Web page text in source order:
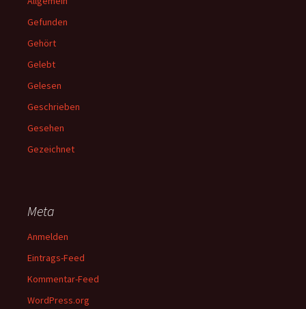
Gefunden
Gehört
Gelebt
Gelesen
Geschrieben
Gesehen
Gezeichnet
Meta
Anmelden
Eintrags-Feed
Kommentar-Feed
WordPress.org